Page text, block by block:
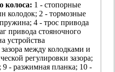
колоса: 1 - стопорные
колодок; 2 - тормозные
4 - трос привода
привода стояночного
устройства
между колодками и
регулировки зазора;
- разжимная планка; 10 -